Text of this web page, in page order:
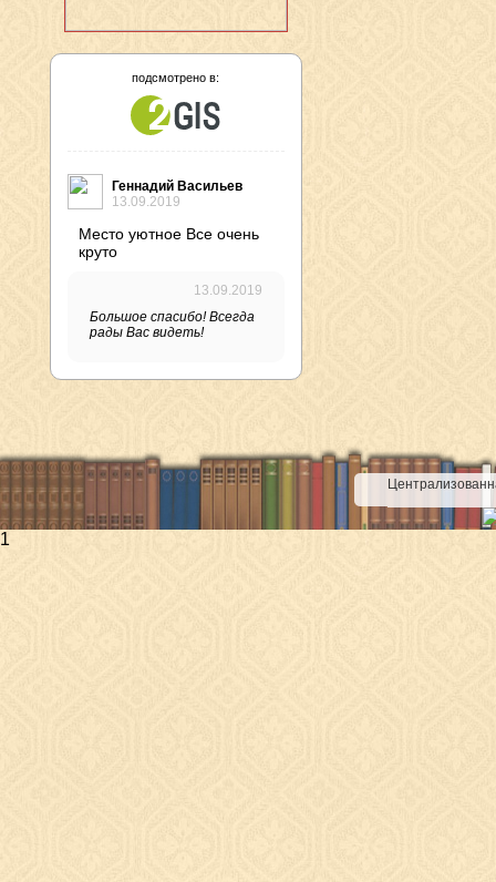
подсмотрено в:
Геннадий Васильев
13.09.2019
Место уютное Все очень
круто
13.09.2019
Большое спасибо! Всегда
рады Вас видеть!
1